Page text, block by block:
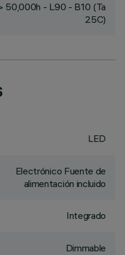
50,000h - L90 - B10 (Ta
25C)
LED
Electrónico Fuente de
alimentación incluido
Integrado
Dimmable